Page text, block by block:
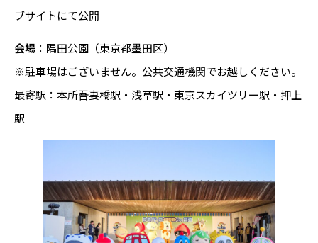
ブサイトにて公開
会場 ：隅田公園（東京都墨田区）
※駐車場はございません。公共交通機関でお越しください。
最寄駅：本所吾妻橋駅・浅草駅・東京スカイツリー駅・押上
駅